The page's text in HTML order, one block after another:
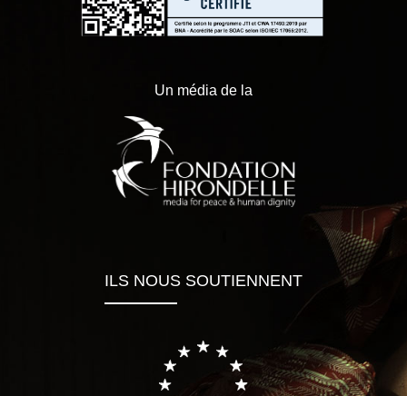
Un média de la
ILS NOUS SOUTIENNENT